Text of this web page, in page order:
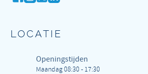
LOCATIE
Openingstijden
Maandag 08:30 - 17:30